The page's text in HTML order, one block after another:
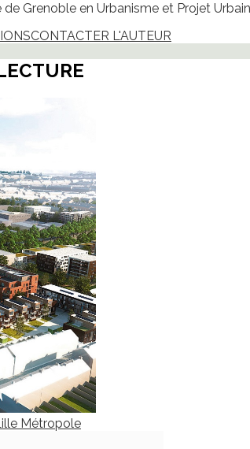
Grenoble en Urbanisme et Projet
CONTACTER L'AUTEUR
Métropole